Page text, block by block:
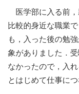
医学部に入る前，
比較的身近な職業
も，入った後の勉
象がありました．
なかったので，入
とはじめて仕事に